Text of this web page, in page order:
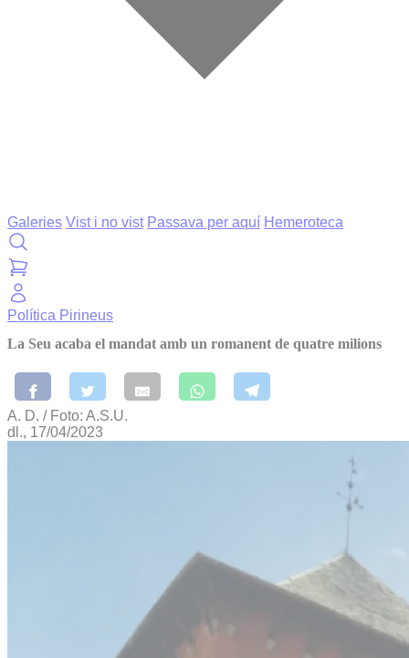
Galeries Vist i no vist Passava per aquí Hemeroteca
Política Pirineus
La Seu acaba el mandat amb un romanent de quatre milions
A. D. / Foto: A.S.U.
dl., 17/04/2023